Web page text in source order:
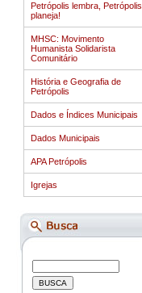
Petrópolis lembra, Petrópolis
planeja!
MHSC: Movimento
Humanista Solidarista
Comunitário
História e Geografia de
Petrópolis
Dados e Índices Municipais
Dados Municipais
APA Petrópolis
Igrejas